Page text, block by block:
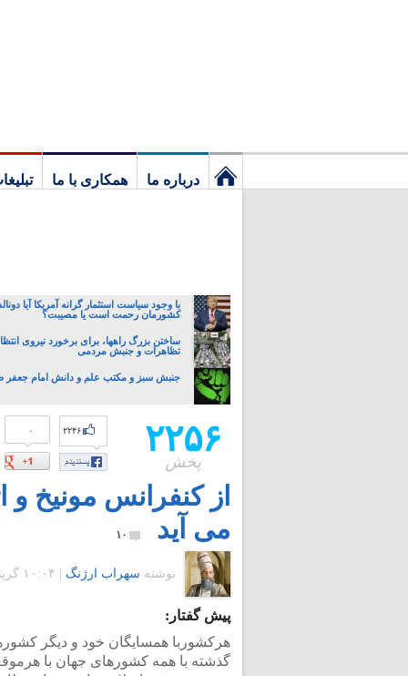
درباره ما همکاری با ما
با وجود سیاست استثمار گرانه آمریکا آیا
کشورمان رحمت است یا مصیبت؟
ساختن بزرگ راهها، برای برخورد نیروی
تظاهرات و جنبش مردمی
جنبش سبز و مکتب علم و دانش امام جعفر
۲۲۵۶
پخش
۰ ۲۲۴۶
از کنفرانس مونیخ و
می آید
۱۰
نوشته سهراب ارژنگ ۱۰:۰۴ گرينويچ - دوشنبه ۹ اسفند ۱۳۹۵
پیش گفتار:
هرکشوربا همسایگان خود و دیگر
گذشته با همه کشورهای جهان با